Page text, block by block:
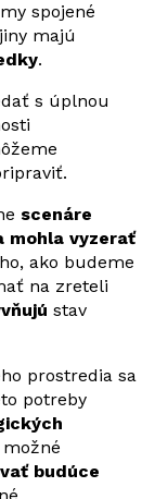
spojené
majú
.
s úplnou
scenáre
mohla vyzerať
ako budeme
na zreteli
stav
prostredia sa
potreby
budúce